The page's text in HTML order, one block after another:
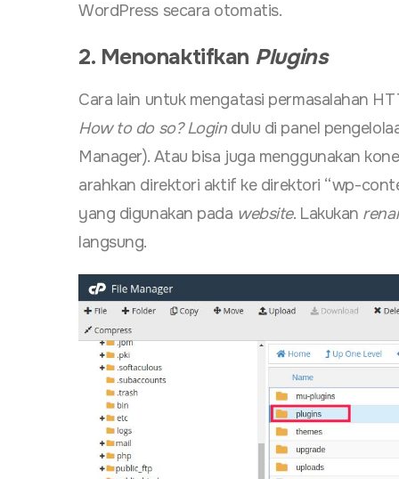
WordPress secara otomatis.
2. Menonaktifkan Plugins
Cara lain untuk mengatasi permasalahan
How to do so? Logindulu di panel
Manager). Atau bisa juga menggunakan
arahkan direktori aktif ke direktori “wp-
yang digunakan pada website. Lakukan
langsung.